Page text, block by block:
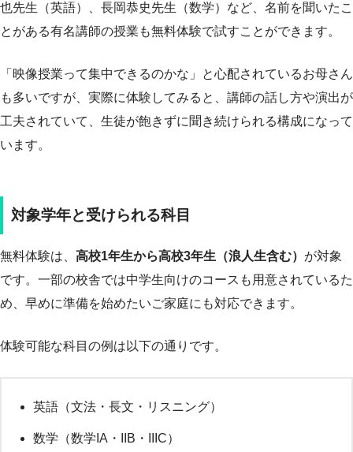
也先生（英語）、長岡恭史先生（数学）など、名前を聞いたこ
とがある有名講師の授業も無料体験で試すことができます。
「映像授業って集中できるのかな」と心配されているお母さん
も多いですが、実際に体験してみると、講師の話し方や演出が
工夫されていて、生徒が飽きずに聞き続けられる構成になって
います。
対象学年と受けられる科目
無料体験は、 高校1年生から高校3年生（浪人生含む） が対象
です。一部の校舎では中学生向けのコースも用意されているた
め、早めに準備を始めたいご家庭にも対応できます。
体験可能な科目の例は以下の通りです。
英語（文法・長文・リスニング）
数学（数学IA・IIB・IIIC）